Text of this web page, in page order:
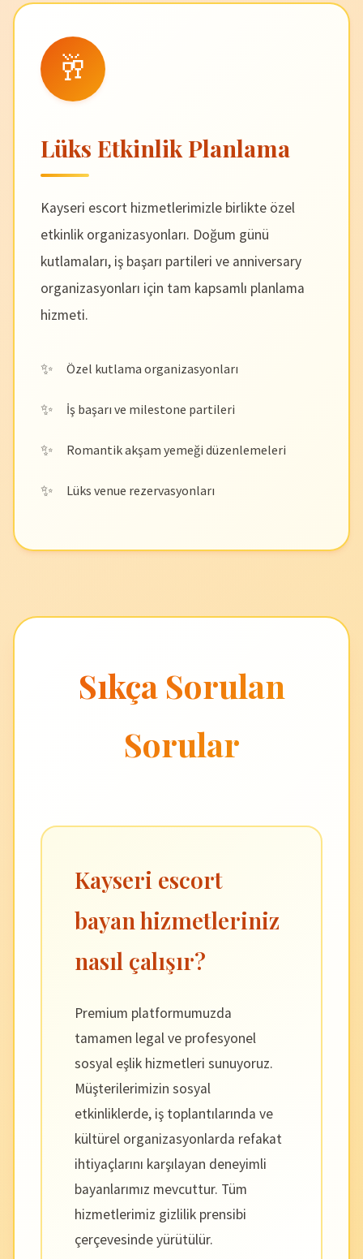
🥂
Lüks Etkinlik Planlama
Kayseri escort hizmetlerimizle birlikte özel
etkinlik organizasyonları. Doğum günü
kutlamaları, iş başarı partileri ve anniversary
organizasyonları için tam kapsamlı planlama
hizmeti.
Özel kutlama organizasyonları
İş başarı ve milestone partileri
Romantik akşam yemeği düzenlemeleri
Lüks venue rezervasyonları
Sıkça Sorulan
Sorular
Kayseri escort
bayan hizmetleriniz
nasıl çalışır?
Premium platformumuzda
tamamen legal ve profesyonel
sosyal eşlik hizmetleri sunuyoruz.
Müşterilerimizin sosyal
etkinliklerde, iş toplantılarında ve
kültürel organizasyonlarda refakat
ihtiyaçlarını karşılayan deneyimli
bayanlarımız mevcuttur. Tüm
hizmetlerimiz gizlilik prensibi
çerçevesinde yürütülür.